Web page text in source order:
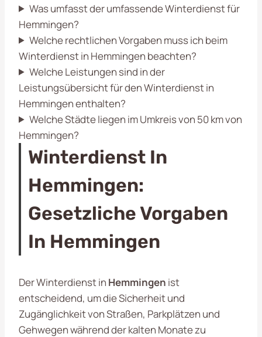
Was umfasst der umfassende Winterdienst für
Hemmingen?
Welche rechtlichen Vorgaben muss ich beim
Winterdienst in Hemmingen beachten?
Welche Leistungen sind in der
Leistungsübersicht für den Winterdienst in
Hemmingen enthalten?
Welche Städte liegen im Umkreis von 50 km von
Hemmingen?
Winterdienst In
Hemmingen:
Gesetzliche Vorgaben
In Hemmingen
Der Winterdienst in Hemmingen ist
entscheidend, um die Sicherheit und
Zugänglichkeit von Straßen, Parkplätzen und
Gehwegen während der kalten Monate zu